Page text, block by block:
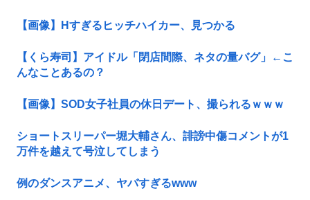
【画像】Hすぎるヒッチハイカー、見つかる
【くら寿司】アイドル「閉店間際、ネタの量バグ」←こ
んなことあるの？
【画像】SOD女子社員の休日デート、撮られるｗｗｗ
ショートスリーパー堀大輔さん、誹謗中傷コメントが1
万件を越えて号泣してしまう
例のダンスアニメ、ヤバすぎるwww